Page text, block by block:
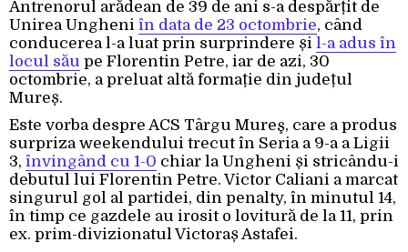
Antrenorul arădean de 39 de ani s-a despărțit de
Unirea Ungheni în data de 23 octombrie, când
conducerea l-a luat prin surprindere și l-a adus în
locul său pe Florentin Petre, iar de azi, 30
octombrie, a preluat altă formație din județul
Mureș.
Este vorba despre ACS Târgu Mureş, care a produs
surpriza weekendului trecut în Seria a 9-a a Ligii
3, învingând cu 1-0 chiar la Ungheni și stricându-i
debutul lui Florentin Petre. Victor Caliani a marcat
singurul gol al partidei, din penalty, în minutul 14,
în timp ce gazdele au irosit o lovitură de la 11, prin
ex. prim-divizionatul Victoraș Astafei.